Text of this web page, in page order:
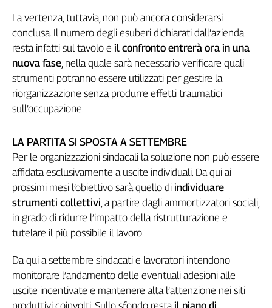
Lazio
Liguria
Lombardia
Puglia
Valle
D'Aosta
Veneto
Storico
1955-
2014
La vertenza, tuttavia, non può ancora considerarsi
conclusa. Il numero degli esuberi dichiarati dall’azienda
resta infatti sul tavolo e il confronto entrerà ora in una
nuova fase , nella quale sarà necessario verificare quali
strumenti potranno essere utilizzati per gestire la
riorganizzazione senza produrre effetti traumatici
sull’occupazione.
LA PARTITA SI SPOSTA A SETTEMBRE
Per le organizzazioni sindacali la soluzione non può essere
affidata esclusivamente a uscite individuali. Da qui ai
prossimi mesi l’obiettivo sarà quello di individuare
strumenti collettivi , a partire dagli ammortizzatori sociali,
in grado di ridurre l’impatto della ristrutturazione e
tutelare il più possibile il lavoro.
Da qui a settembre sindacati e lavoratori intendono
monitorare l’andamento delle eventuali adesioni alle
uscite incentivate e mantenere alta l’attenzione nei siti
produttivi coinvolti. Sullo sfondo resta il piano di